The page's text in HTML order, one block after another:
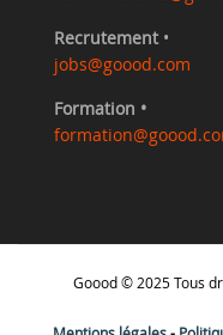
Recrutement •
jobs@goood.com
Formation •
Goood © 2025 Tous